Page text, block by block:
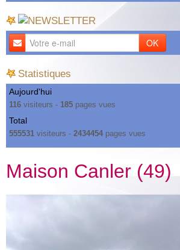
OK
Statistiques
Aujourd'hui
116 visiteurs - 185 pages vues
Total
555531 visiteurs - 2434454 pages vues
Maison Canler (49)